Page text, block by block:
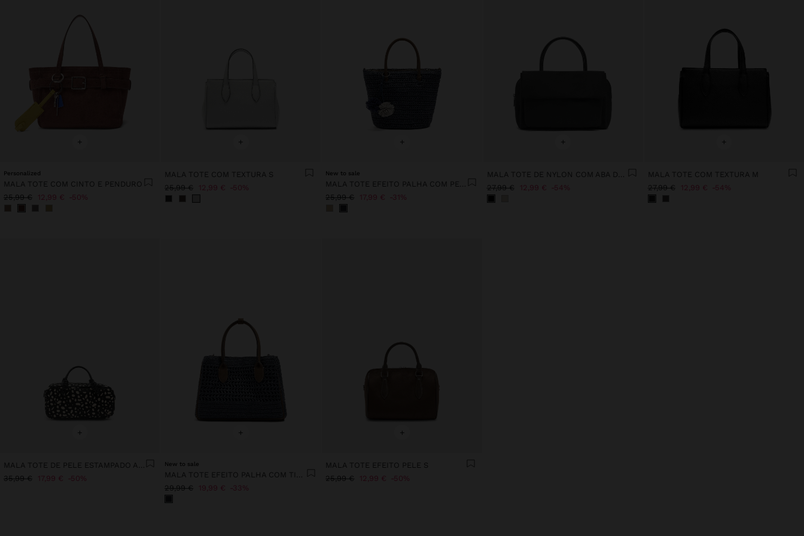
+
Personalized
MALA TOTE COM CINTO E PENDURO
25,99 € 12,99 € 50%
+
MALA TOTE COM TEXTURA S
25,99 € 12,99 € 50%
+
New to sale
MALA TOTE EFEITO PALHA COM PENDURO
25,99 € 17,99 € 31%
+
MALA TOTE DE NYLON COM ABA DUPLA
27,99 € 12,99 € 54%
+
MALA TOTE COM TEXTURA M
27,99 € 12,99 € 54%
+
35,99 € 17,99 € 50%
+
New to sale
29,99 € 19,99 € 33%
+
MALA TOTE EFEITO PELE S
25,99 € 12,99 € 50%